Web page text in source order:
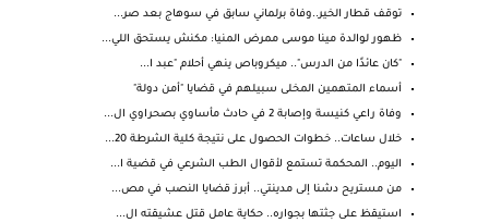
توقف قطار الخير..وفاة برلماني سابق في سوهاج بعد صر...
ظهور لوالدة مينا موسى ممرض المنيا: مكنش يستحق اللي...
"كان عائدًا من الدرس".. ميكروباص ينهي أحلام "عبد ا...
أسماء المتهمين المخلى سبيلهم في قضايا "أمن دولة"
وفاة راعي كنيسة وإصابة 2 في حادث مأساوي بصحراوي ال...
خلال ساعات.. خطوات الحصول على نتيجة كلية الشرطة 20...
اليوم.. المحكمة تستمع لأقوال الطب الشرعي في قضية ا...
من مستريح دشنا إلى مدينتي.. أبرز قضايا النصب في مص...
استيقظ على جثتها بجواره.. حكاية عامل قتل عشيقته ال...